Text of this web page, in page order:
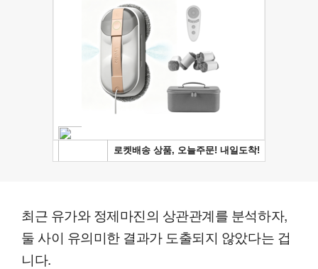
최근 유가와 정제마진의 상관관계를 분석하자,
둘 사이 유의미한 결과가 도출되지 않았다는 겁
니다.